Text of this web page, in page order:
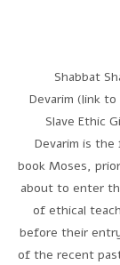
Shabbat
Devarim (link
Slave Ethic
Devarim is
book Moses,
about to enter
of ethical
before their
of the recent